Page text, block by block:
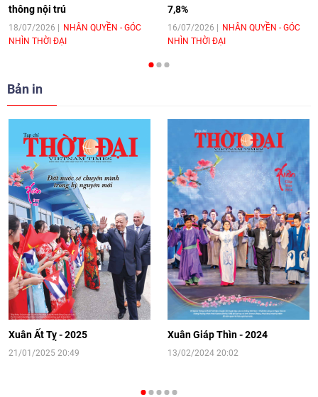
[Video] Trao tặng Kỷ niệm chương "Vì
hòa bình, hữu nghị giữa các dân tộc"
cho Đại sứ Hungary tại Việt Nam
[Video] Nhân dân Việt Nam luôn trân
trọng tình cảm của nước Nga
08:02 | 13/06/2026
Video: Cơ hội giao lưu quốc tế cho học
sinh Việt Nam tại trại hè Artek
14:41|12/06/2026
[Video] Đối ngoại nhân dân Thủ đô
hướng tới kết nối hiệu quả nguồn lực
người Việt Nam ở nước ngoài
16:58|10/06/2026
thông nội trú
18/07/2026
NHÂN QUYỀN - GÓC
NHÌN THỜI ĐẠI
7,8%
16/07/2026
NHÂN QUYỀN - GÓC
NHÌN THỜI ĐẠI
Bản in
Xuân Ất Tỵ - 2025
21/01/2025 20:49
Xuân Giáp Thìn - 2024
13/02/2024 20:02